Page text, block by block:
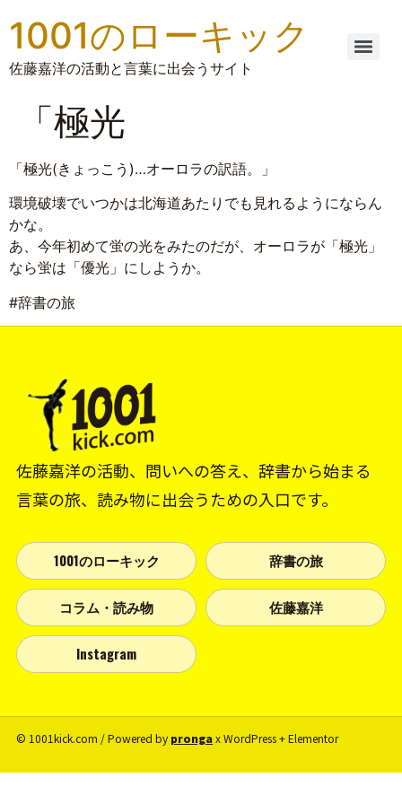
1001のローキック
佐藤嘉洋の活動と言葉に出会うサイト
「極光
「極光(きょっこう)…オーロラの訳語。」
環境破壊でいつかは北海道あたりでも見れるようにならん
かな。
あ、今年初めて蛍の光をみたのだが、オーロラが「極光」
なら蛍は「優光」にしようか。
#辞書の旅
佐藤嘉洋の活動、問いへの答え、辞書から始まる
言葉の旅、読み物に出会うための入口です。
1001のローキック 辞書の旅
コラム・読み物 佐藤嘉洋
Instagram
© 1001kick.com / Powered by prongax WordPress + Elementor